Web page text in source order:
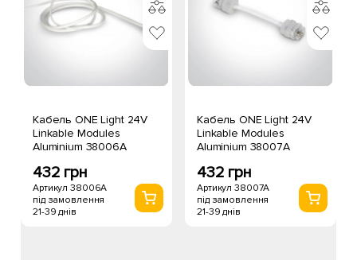
Кабель ONE Light 24V
Linkable Modules
Aluminium 38006A
432 грн
Артикул 38006A
під замовлення
21-39 днів
Кабель ONE Light 24V
Linkable Modules
Aluminium 38007A
432 грн
Артикул 38007A
під замовлення
21-39 днів